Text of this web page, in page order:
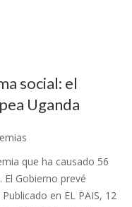
social: el
Uganda
que ha causado 56
Gobierno prevé
en EL PAIS, 12